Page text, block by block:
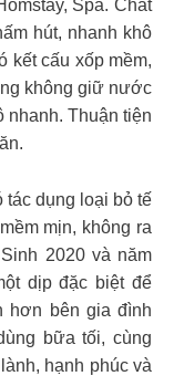
Spa. Chất
hút, nhanh khô
kết cấu xốp mềm,
không giữ nước
nhanh. Thuận tiện
tác dụng loại bỏ tế
mịn, không ra
2020 và năm
dịp đặc biệt để
hơn bên gia đình
bữa tối, cùng
hạnh phúc và